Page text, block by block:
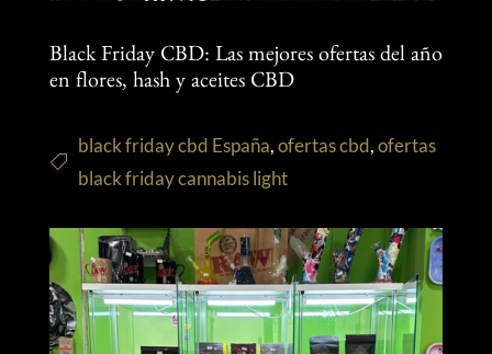
Black Friday CBD: Las mejores ofertas del año
en flores, hash y aceites CBD
black friday cbd España,ofertas cbd,ofertas
black friday cannabis light